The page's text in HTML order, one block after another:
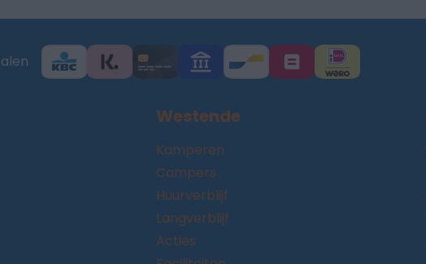
Westende
Kamperen
Campers
Huurverblijf
Langverblijf
Acties